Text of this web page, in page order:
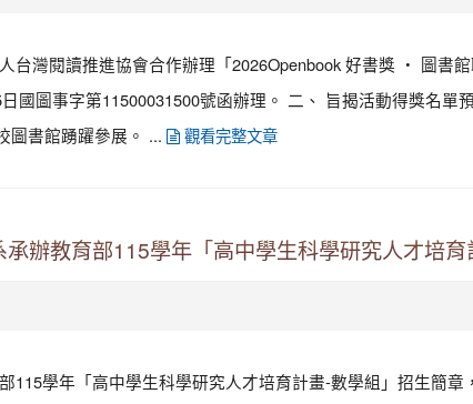
台灣閱讀推進協會合作辦理「2026Openbook 好書獎 ‧ 圖書
國圖事字第11500031500號函辦理。 二、 旨揭活動得獎名
圖書館踴躍參展。 ...
觀看完整文章
承辦教育部115學年「高中學生科學研究人才培
115學年「高中學生科學研究人才培育計畫-數學組」招生簡